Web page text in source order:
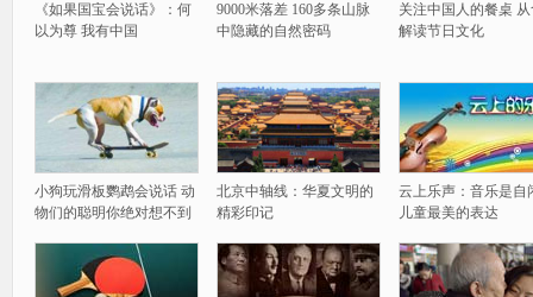
《如果国宝会说话》：何
以为尊 我有中国
9000米落差 160多条山脉
中隐藏的自然密码
关注中国人的餐桌
解读节日文化
小狗玩滑板鹦鹉会说话 动
物们的聪明你绝对想不到
北京中轴线：华夏文明的
精彩印记
云上乐声：音乐是自
儿童最美的表达